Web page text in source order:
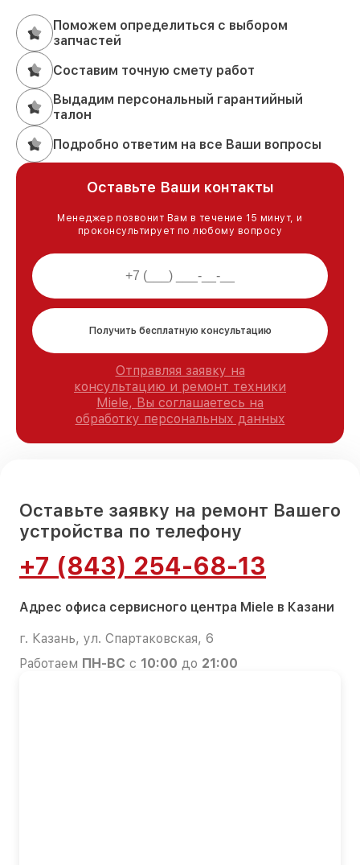
Поможем определиться с выбором
запчастей
Составим точную смету работ
Выдадим персональный гарантийный
талон
Подробно ответим на все Ваши вопросы
Оставьте Ваши контакты
Менеджер позвонит Вам в течение 15 минут, и
проконсультирует по любому вопросу
Получить бесплатную консультацию
Отправляя заявку на
консультацию и ремонт техники
Miele, Вы соглашаетесь на
обработку персональных данных
Оставьте заявку на ремонт Вашего
устройства по телефону
+7 (843) 254-68-13
Адрес офиса сервисного центра Miele в Казани
г. Казань, ул. Спартаковская, 6
Работаем ПН-ВС с 10:00 до 21:00